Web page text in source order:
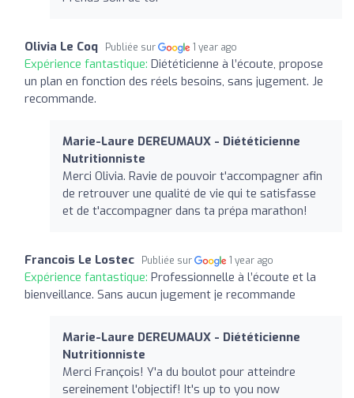
Olivia Le Coq Publiée sur 1 year ago
Expérience fantastique: Diététicienne à l’écoute, propose
un plan en fonction des réels besoins, sans jugement. Je
recommande.
Marie-Laure DEREUMAUX - Diététicienne
Nutritionniste
Merci Olivia. Ravie de pouvoir t'accompagner afin
de retrouver une qualité de vie qui te satisfasse
et de t'accompagner dans ta prépa marathon!
Francois Le Lostec Publiée sur 1 year ago
Expérience fantastique: Professionnelle à l’écoute et la
bienveillance. Sans aucun jugement je recommande
Marie-Laure DEREUMAUX - Diététicienne
Nutritionniste
Merci François! Y'a du boulot pour atteindre
sereinement l'objectif! It's up to you now